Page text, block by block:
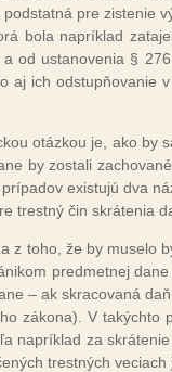
pre zis­te­nie
bo­la nap­rík­lad
od us­ta­no­ve­nia §
aj ich od­stup­ňo­va­nie
otáz­kou je, ako by
by zos­ta­li
exis­tu­jú dva
trest­ný čin skrá­te­nia
z to­ho, že by mu­se­lo
pred­met­nej
– ak skra­co­va­ná
zá­ko­na). V
nap­rík­lad za
tres­tných